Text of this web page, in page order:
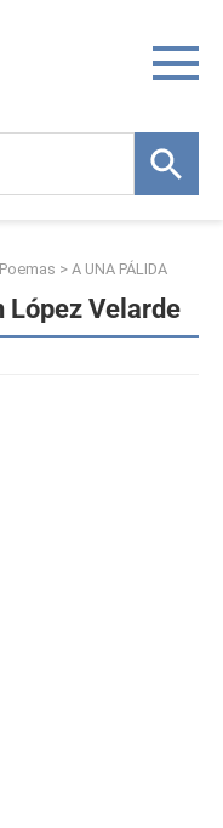
> A UNA PÁLIDA
López Velarde